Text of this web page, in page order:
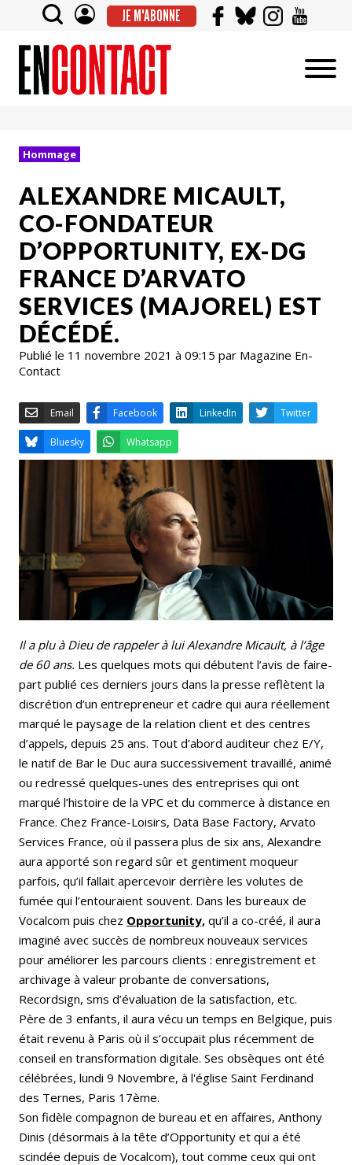
JE M'ABONNE
Hommage
ALEXANDRE MICAULT,
CO-FONDATEUR
D’OPPORTUNITY, EX-DG
FRANCE D’ARVATO
SERVICES (MAJOREL) EST
DÉCÉDÉ.
Publié le 11 novembre 2021 à 09:15 par Magazine En-
Contact
Email Facebook
Bluesky Whatsapp
Il a plu à Dieu de rappeler à lui Alexandre Micault, à l’âge
de 60 ans. Les quelques mots qui débutent l’avis de faire-
part publié ces derniers jours dans la presse reflètent la
discrétion d’un entrepreneur et cadre qui aura réellement
marqué le paysage de la relation client et des centres
d’appels, depuis 25 ans. Tout d’abord auditeur chez E/Y,
le natif de Bar le Duc aura successivement travaillé, animé
ou redressé quelques-unes des entreprises qui ont
marqué l’histoire de la VPC et du commerce à distance en
France. Chez France-Loisirs, Data Base Factory, Arvato
Services France, où il passera plus de six ans, Alexandre
aura apporté son regard sûr et gentiment moqueur
parfois, qu’il fallait apercevoir derrière les volutes de
fumée qui l’entouraient souvent. Dans les bureaux de
Vocalcom puis chez Opportunity, qu’il a co-créé, il aura
imaginé avec succès de nombreux nouveaux services
pour améliorer les parcours clients : enregistrement et
archivage à valeur probante de conversations,
Recordsign, sms d’évaluation de la satisfaction, etc.
Père de 3 enfants, il aura vécu un temps en Belgique, puis
était revenu à Paris où il s’occupait plus récemment de
conseil en transformation digitale. Ses obsèques ont été
célébrées, lundi 9 Novembre, à l'église Saint Ferdinand
des Ternes, Paris 17ème.
Son fidèle compagnon de bureau et en affaires, Anthony
Dinis (désormais à la tête d’Opportunity et qui a été
scindée depuis de Vocalcom), tout comme ceux qui ont